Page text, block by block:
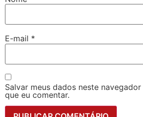
E-mail *
Salvar meus dados neste
que eu comentar.